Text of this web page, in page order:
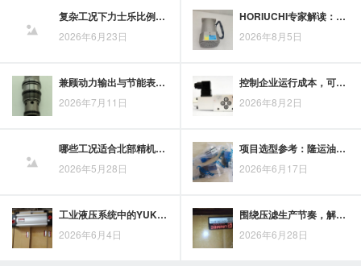
复杂工况下力士乐比例阀选型，参数匹配与应用适配要点
2026年6月23日
HORIUCHI专家解读：液压缸快速准确选型的判断方法
2026年8月5日
兼顾动力输出与节能表现，KCC伺服液压缸关键性能解析
2026年7月11日
控制企业运行成本，可从太阳铁工液压缸油缸维修着手
2026年8月2日
哪些工况适合北部精机液压阀？从设备控制到现场应用的场景梳理
2026年5月28日
项目选型参考：隆运油缸型号的分类与适配要点
2026年6月17日
工业液压系统中的YUKEN油研叶片泵，稳定运行与效率兼顾
2026年6月4日
围绕压滤生产节奏，解析丰兴压滤机柱塞泵的应用优势
2026年6月28日